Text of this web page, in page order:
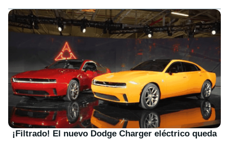
¡Filtrado! El nuevo Dodge Charger eléctrico queda